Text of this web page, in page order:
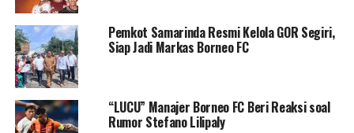
Pemkot Samarinda Resmi Kelola GOR Segiri,
Siap Jadi Markas Borneo FC
“LUCU” Manajer Borneo FC Beri Reaksi soal
Rumor Stefano Lilipaly